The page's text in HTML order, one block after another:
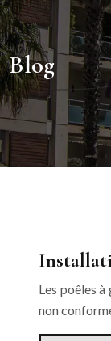
Blog
Les poêles
non